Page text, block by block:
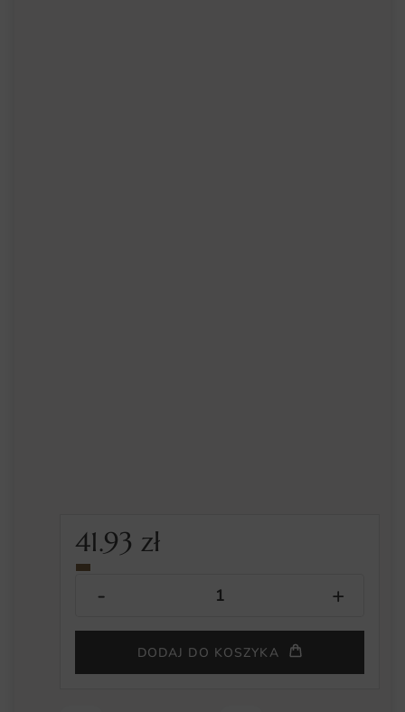
41.93zł
DODAJ DO KOSZYKA